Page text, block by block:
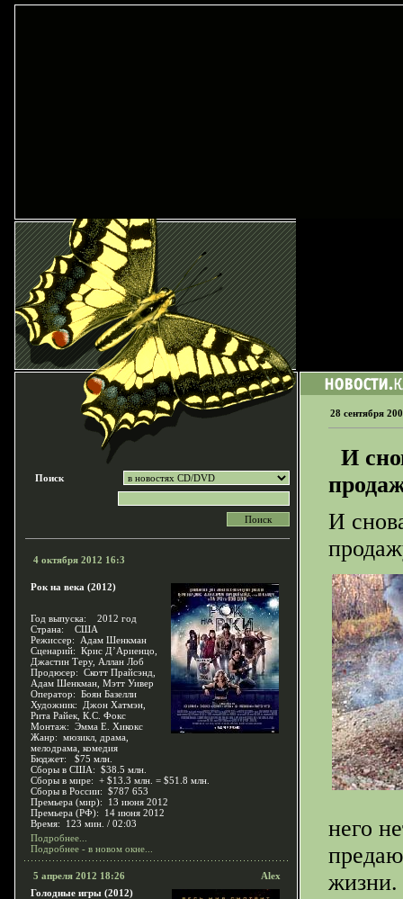
Поиск
4 октября 2012 16:3
Рок на века (2012)
Год выпуска: 2012 год
Страна: США
Режиссер: Адам Шенкман
Сценарий: Крис Д’Ариенцо,
Джастин Теру, Аллан Лоб
Продюсер: Скотт Прайсэнд,
Адам Шенкман, Мэтт Уивер
Оператор: Боян Базелли
Художник: Джон Хатмэн,
Рита Райек, К.С. Фокс
Монтаж: Эмма Е. Хикокс
Жанр: мюзикл, драма,
мелодрама, комедия
Бюджет: $75 млн.
Сборы в США: $38.5 млн.
Сборы в мире: + $13.3 млн. = $51.8 млн.
Сборы в России: $787 653
Премьера (мир): 13 июня 2012
Премьера (РФ): 14 июня 2012
Время: 123 мин. / 02:03
Подробнее...
Подробнее - в новом окне...
5 апреля 2012 18:26
Alex
Голодные игры (2012)
28 сентября
И
И
него
жизни.